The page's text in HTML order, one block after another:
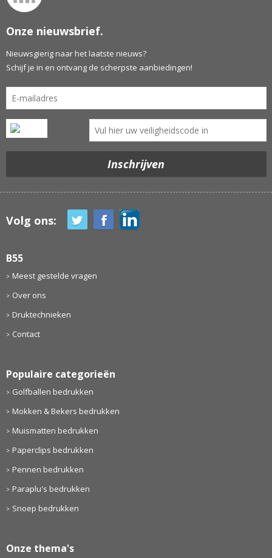
Onze nieuwsbrief.
Nieuwsgierig naar het laatste nieuws?
Schijf je in en ontvang de scherpste aanbiedingen!
Volg ons:
B55
Meest gestelde vragen
Over ons
Druktechnieken
Contact
Populaire categorieën
Golfballen bedrukken
Mokken & Bekers bedrukken
Muismatten bedrukken
Paperclips bedrukken
Pennen bedrukken
Paraplu's bedrukken
Snoep bedrukken
Onze thema's